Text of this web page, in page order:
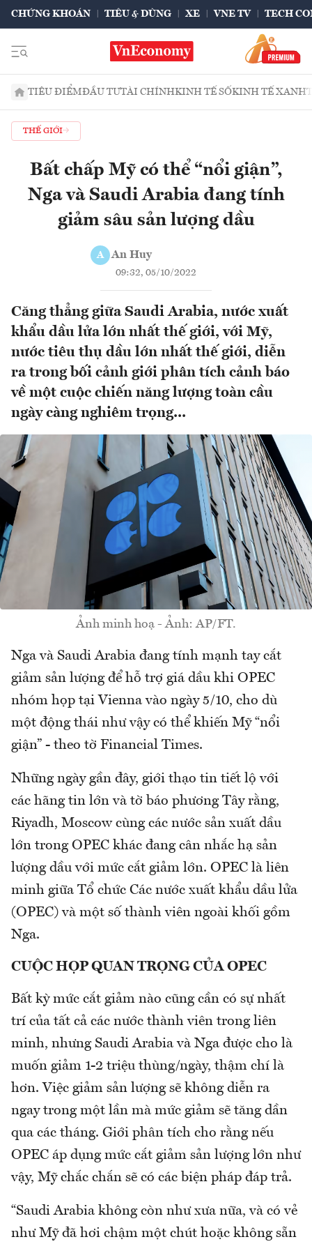
CHỨNG KHOÁN TIÊU & DÙNG XE VNE TV TECH
TIÊU ĐIỂMĐẦU TƯTÀI CHÍNHKINH TẾ SỐKINH TẾ XANH
THẾ GIỚI
Bất chấp Mỹ có thể “nổi giận”,
Nga và Saudi Arabia đang tính
giảm sâu sản lượng dầu
A An Huy
09:32, 05/10/2022
Căng thẳng giữa Saudi Arabia, nước xuất
khẩu dầu lửa lớn nhất thế giới, với Mỹ,
nước tiêu thụ dầu lớn nhất thế giới, diễn
ra trong bối cảnh giới phân tích cảnh báo
về một cuộc chiến năng lượng toàn cầu
ngày càng nghiêm trọng...
Ảnh minh hoạ - Ảnh: AP/FT.
Nga và Saudi Arabia đang tính mạnh tay cắt
giảm sản lượng để hỗ trợ giá dầu khi OPEC
nhóm họp tại Vienna vào ngày 5/10, cho dù
một động thái như vậy có thể khiến Mỹ “nổi
giận” - theo tờ Financial Times.
Những ngày gần đây, giới thạo tin tiết lộ với
các hãng tin lớn và tờ báo phương Tây rằng,
Riyadh, Moscow cùng các nước sản xuất dầu
lớn trong OPEC khác đang cân nhắc hạ sản
lượng dầu với mức cắt giảm lớn. OPEC là liên
minh giữa Tổ chức Các nước xuất khẩu dầu lửa
(OPEC) và một số thành viên ngoài khối gồm
Nga.
CUỘC HỌP QUAN TRỌNG CỦA OPEC
Bất kỳ mức cắt giảm nào cũng cần có sự nhất
trí của tất cả các nước thành viên trong liên
minh, nhưng Saudi Arabia và Nga được cho là
muốn giảm 1-2 triệu thùng/ngày, thậm chí là
hơn. Việc giảm sản lượng sẽ không diễn ra
ngay trong một lần mà mức giảm sẽ tăng dần
qua các tháng. Giới phân tích cho rằng nếu
OPEC áp dụng mức cắt giảm sản lượng lớn như
vậy, Mỹ chắc chắn sẽ có các biện pháp đáp trả.
“Saudi Arabia không còn như xưa nữa, và có vẻ
như Mỹ đã hơi chậm một chút hoặc không sẵn